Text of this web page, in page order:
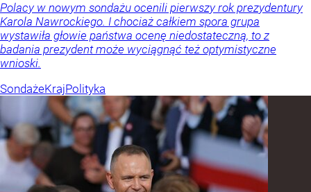
Polacy w nowym sondażu ocenili pierwszy rok prezydentury
Karola Nawrockiego. I chociaż całkiem spora grupa
wystawiła głowie państwa ocenę niedostateczną, to z
badania prezydent może wyciągnąć też optymistyczne
wnioski.
SondażeKrajPolityka